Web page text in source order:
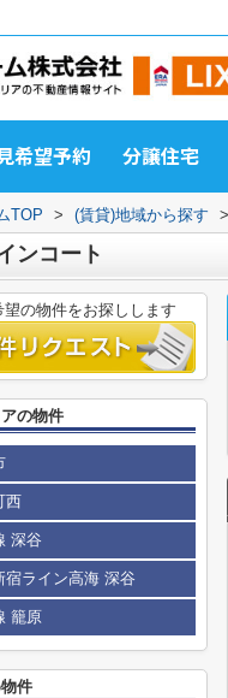
希望予約 分譲住宅
TOP > (賃貸)地域から探す >
ンコート
の物件をお探しします
の物件
西
深谷
宿ライン高海 深谷
籠原
件